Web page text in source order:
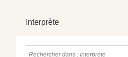
Interprète